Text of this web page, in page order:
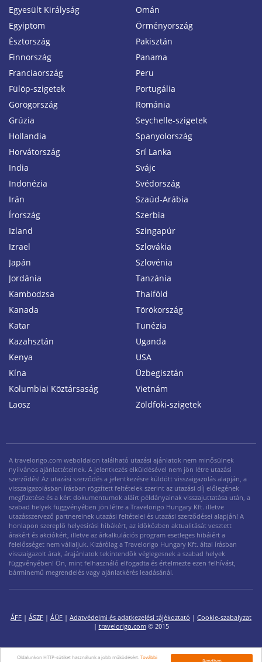
Rendben
Oldalunkon HTTP-sütiket használunk a jobb működésért. További
Egyesült Királyság
Egyiptom
Észtország
Finnország
Franciaország
Fülöp-szigetek
Görögország
Grúzia
Hollandia
Horvátország
India
Indonézia
Irán
Írország
Izland
Izrael
Japán
Jordánia
Kambodzsa
Kanada
Katar
Kazahsztán
Kenya
Kína
Kolumbiai Köztársaság
Laosz
Omán
Örményország
Pakisztán
Panama
Peru
Portugália
Románia
Seychelle-szigetek
Spanyolország
Srí Lanka
Svájc
Svédország
Szaúd-Arábia
Szerbia
Szingapúr
Szlovákia
Szlovénia
Tanzánia
Thaiföld
Törökország
Tunézia
Uganda
USA
Üzbegisztán
Vietnám
Zöldfoki-szigetek
A travelorigo.com weboldalon található utazási ajánlatok nem minősülnek
nyilvános ajánlattételnek. A jelentkezés elküldésével nem jön létre utazási
szerződés! Az utazási szerződés a jelentkezésre küldött visszaigazolás alapján, a
visszaigazolásban írásban rögzített feltételek szerint az utazási díj előlegének
megfizetése és a kért dokumentumok aláírt példányainak visszajuttatása után, a
szabad helyek függvényében jön létre a Travelorigo Hungary Kft. illetve
utazásszervező partnereinek utazási feltételei és utazási szerződései alapján! A
honlapon szereplő helyesírási hibákért, az időközben aktualitását vesztett
árakért és akciókért, illetve az árkalkulációs program esetleges hibáiért a
felelősséget nem vállaljuk. Kizárólag a Travelorigo Hungary Kft. által írásban
visszaigazolt árak, árajánlatok tekintendők véglegesnek a szabad helyek
függvényében! Ön, mint felhasználó elfogadta és értelmezte ezen felhívást,
bárminemű megrendelés vagy ajánlatkérés leadásánál.
ÁFF | ÁSZF | ÁÜF | Adatvédelmi és adatkezelési tájékoztató | Cookie-szabalyzat
| travelorigo.com© 2015